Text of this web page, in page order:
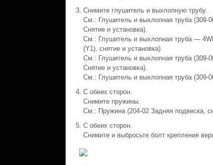
Снимите глушитель и выхлопную трубу.
См.: Глушитель и выхлопная труба
Снятие и установка).
См.: Глушитель и выхлопная труба —
(Y1), снятие и установка).
См.: Глушитель и выхлопная труба
Снятие и установка).
См.: Глушитель и выхлопная труба (309-
С обеих сторон.
Снимите пружины.
См.: Пружина (204-02 Задняя подвеска,
С обеих сторон.
Снимите и выбросьте болт крепления